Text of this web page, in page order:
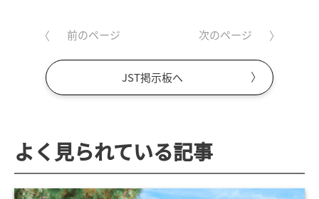
前のページ
JST掲示板へ
次のページ
よく見られている記事